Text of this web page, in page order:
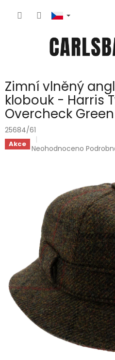
Zimní vlněný
klobouk - Harris
Overcheck
25684/61
Akce Průměrné
hvězdiček.
Neohodnoceno